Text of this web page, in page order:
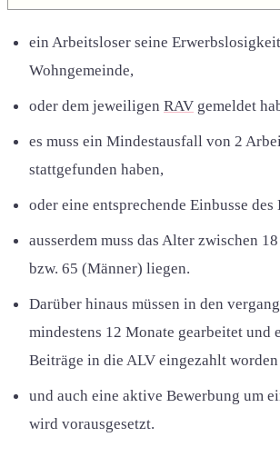
ein Arbeitsloser seine
Wohngemeinde,
oder dem jeweiligen RAV gemeldet
es muss ein Mindestausfall von 2
stattgefunden haben,
oder eine entsprechende Einbusse des
ausserdem muss das Alter zwischen
bzw. 65 (Männer) liegen.
Darüber hinaus müssen in den
mindestens 12 Monate gearbeitet und
Beiträge in die ALV eingezahlt worden
und auch eine aktive Bewerbung um
wird vorausgesetzt.